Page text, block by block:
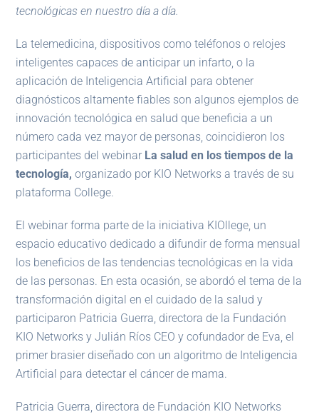
tecnológicas en nuestro día a día.
La telemedicina, dispositivos como teléfonos o relojes
inteligentes capaces de anticipar un infarto, o la
aplicación de Inteligencia Artificial para obtener
diagnósticos altamente fiables son algunos ejemplos de
innovación tecnológica en salud que beneficia a un
número cada vez mayor de personas, coincidieron los
participantes del webinar La salud en los tiempos de la
tecnología,organizado por KIO Networks a través de su
plataforma College.
El webinar forma parte de la iniciativa KIOllege, un
espacio educativo dedicado a difundir de forma mensual
los beneficios de las tendencias tecnológicas en la vida
de las personas. En esta ocasión, se abordó el tema de la
transformación digital en el cuidado de la salud y
participaron Patricia Guerra, directora de la Fundación
KIO Networks y Julián Ríos CEO y cofundador de Eva, el
primer brasier diseñado con un algoritmo de Inteligencia
Artificial para detectar el cáncer de mama.
Patricia Guerra, directora de Fundación KIO Networks